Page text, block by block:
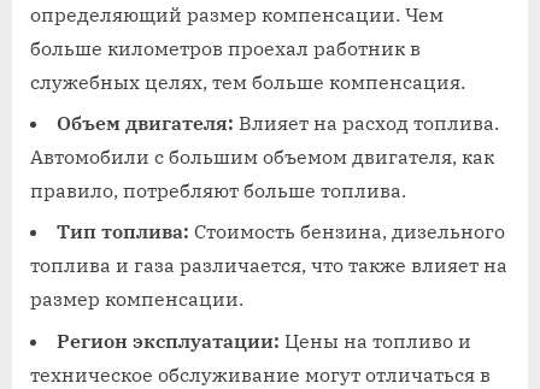
определяющий размер компенсации. Чем
больше километров проехал работник в
служебных целях, тем больше компенсация.
Объем двигателя: Влияет на расход топлива.
Автомобили с большим объемом двигателя, как
правило, потребляют больше топлива.
Тип топлива: Стоимость бензина, дизельного
топлива и газа различается, что также влияет на
размер компенсации.
Регион эксплуатации: Цены на топливо и
техническое обслуживание могут отличаться в